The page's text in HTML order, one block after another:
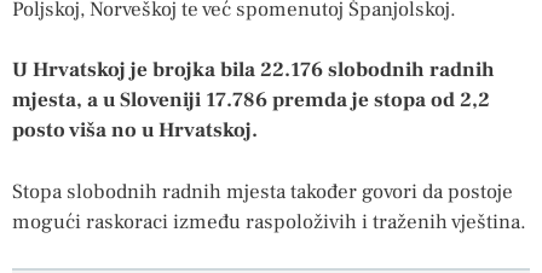
Poljskoj, Norveškoj te već spomenutoj Španjolskoj.
U Hrvatskoj je brojka bila 22.176 slobodnih radnih
mjesta, a u Sloveniji 17.786 premda je stopa od 2,2
posto viša no u Hrvatskoj.
Stopa slobodnih radnih mjesta također govori da postoje
mogući raskoraci između raspoloživih i traženih vještina.